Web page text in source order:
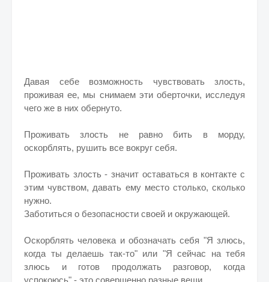
Давая себе возможность чувствовать злость,
проживая ее, мы снимаем эти оберточки, исследуя
чего же в них обернуто.
Проживать злость не равно бить в морду,
оскорблять, рушить все вокруг себя.
Проживать злость - значит оставаться в контакте с
этим чувством, давать ему место столько, сколько
нужно.
Заботиться о безопасности своей и окружающей.
Оскорблять человека и обозначать себя "Я злюсь,
когда ты делаешь так-то" или "Я сейчас на тебя
злюсь и готов продолжать разговор, когда
успокоюсь" - это совершенно разные вещи.